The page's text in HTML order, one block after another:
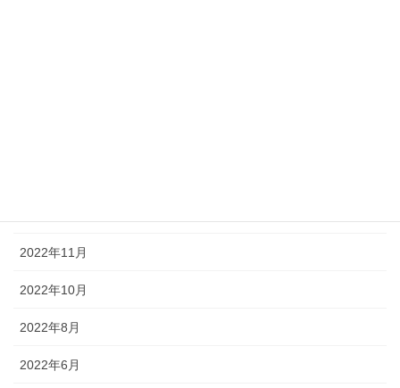
2022年11月
2022年10月
2022年8月
2022年6月